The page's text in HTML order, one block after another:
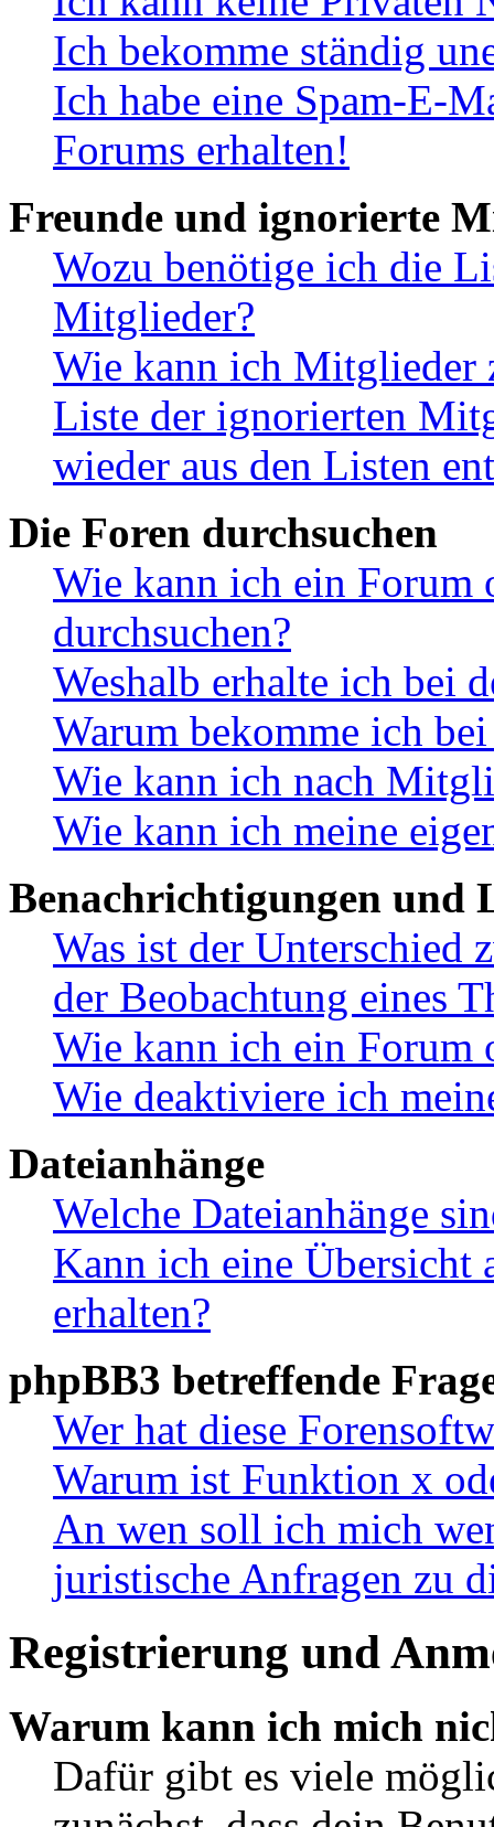
Ich bekomme ständig
Ich habe eine Spam-E-
Forums erhalten!
Freunde und ignorierte
Wozu benötige ich die
Mitglieder?
Wie kann ich Mitglieder
Liste der ignorierten
wieder aus den Listen
Die Foren durchsuchen
Wie kann ich ein Forum
durchsuchen?
Weshalb erhalte ich bei
Warum bekomme ich
Wie kann ich nach
Wie kann ich meine
Benachrichtigungen und
Was ist der Unterschied
der Beobachtung eines
Wie kann ich ein Forum
Wie deaktiviere ich
Dateianhänge
Welche Dateianhänge
Kann ich eine Übersicht
erhalten?
phpBB3 betreffende
Wer hat diese
Warum ist Funktion x
An wen soll ich mich
juristische Anfragen zu
Registrierung und
Warum kann ich mich
Dafür gibt es viele